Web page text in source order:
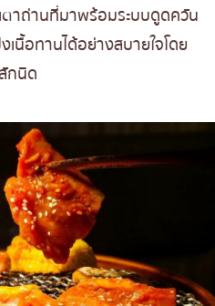
าถ่านที่มาพร้อมระบบดูดควัน
นื้อทานได้อย่างสบายใจโดย
กนิด